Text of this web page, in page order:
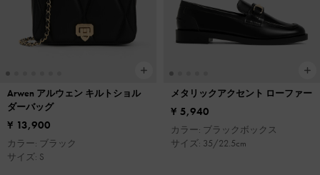
Arwen アルウェン キルトショル
ダーバッグ
¥ 13,900
カラー: ブラック
サイズ: S
メタリックアクセント ローファー
¥ 5,940
カラー: ブラックボックス
サイズ: 35/22.5cm